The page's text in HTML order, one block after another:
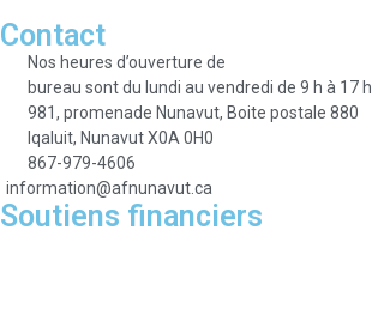
Contact
Nos heures d’ouverture de
bureau sont du lundi au vendredi de 9 h à 17 h
981, promenade Nunavut, Boite postale 880
Iqaluit, Nunavut X0A 0H0
867-979-4606
information@afnunavut.ca
Soutiens financiers